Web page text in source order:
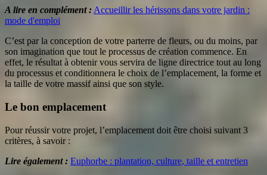
A lire en complément : Accueillir les hérissons dans votre jardin :
mode d'emploi
C’est par la conception de votre parterre de fleurs, ou du moins, par
son imagination que tout le processus de création commence. En
effet, le résultat à obtenir vous servira de ligne directrice tout au long
du processus et conditionnera le choix de l’emplacement, la forme et
la taille de votre massif ainsi que son style.
Le bon emplacement
Pour réussir votre projet, l’emplacement doit être choisi suivant 3
critères, à savoir :
Lire également : Euphorbe : plantation, culture, taille et entretien